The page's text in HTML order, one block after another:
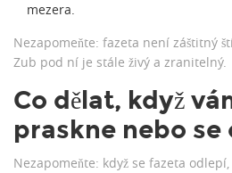
mezera.
Nezapomeňte: fazeta není záštitný
Zub pod ní je stále živý a zranitelný.
Co dělat, když
praskne nebo se
Nezapomeňte: když se fazeta